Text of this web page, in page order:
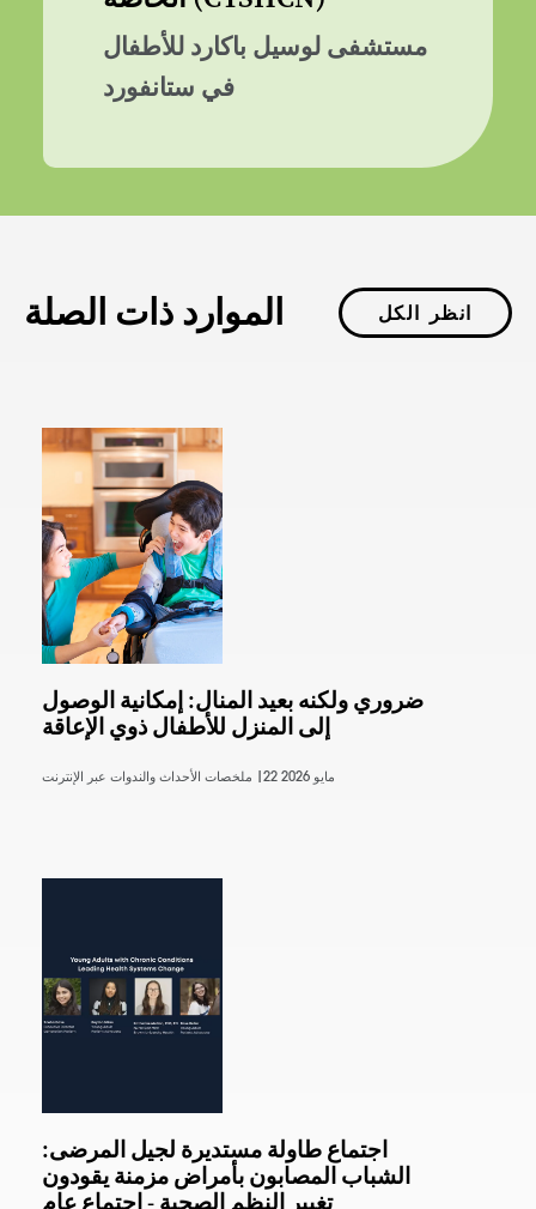
مستشفى لوسيل باكارد للأطفال
في ستانفورد
الموارد ذات الصلة انظر الكل
ضروري ولكنه بعيد المنال: إمكانية الوصول
إلى المنزل للأطفال ذوي الإعاقة
22 مايو 2026
اجتماع طاولة مستديرة لجيل المرضى:
الشباب المصابون بأمراض مزمنة يقودون
تغيير النظم الصحية - اجتماع عام